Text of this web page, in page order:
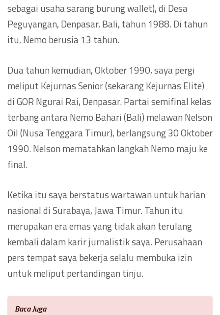
sebagai usaha sarang burung wallet), di Desa
Peguyangan, Denpasar, Bali, tahun 1988. Di tahun
itu, Nemo berusia 13 tahun.
Dua tahun kemudian, Oktober 1990, saya pergi
meliput Kejurnas Senior (sekarang Kejurnas Elite)
di GOR Ngurai Rai, Denpasar. Partai semifinal kelas
terbang antara Nemo Bahari (Bali) melawan Nelson
Oil (Nusa Tenggara Timur), berlangsung 30 Oktober
1990. Nelson mematahkan langkah Nemo maju ke
final.
Ketika itu saya berstatus wartawan untuk harian
nasional di Surabaya, Jawa Timur. Tahun itu
merupakan era emas yang tidak akan terulang
kembali dalam karir jurnalistik saya. Perusahaan
pers tempat saya bekerja selalu membuka izin
untuk meliput pertandingan tinju.
Baca Juga